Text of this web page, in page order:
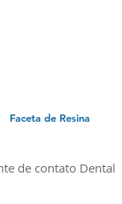
Faceta de Resina
de contato Dental